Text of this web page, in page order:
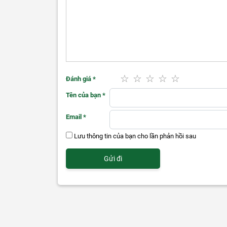
Bộ đôi camera phía sau bao gồm camera góc rộng
mới cũng có nhiều bộ xử lý hình ảnh hơn và giờ đây
Ngoài ra, cảm biến LiDAR ở mặt sau cũng hỗ trợ tạo
AR cực kì sống động. Những bức ảnh được chụp vào
năng lấy nét chính xác trong điều kiện ánh sáng yếu có
Hệ điều hành iPadOS linh
Độc đáo, đa dạng và dễ sử dụng là những điều để
Đánh giá *
Tên của bạn *
Email *
Lưu thông tin của bạn cho lần phản hồi sau